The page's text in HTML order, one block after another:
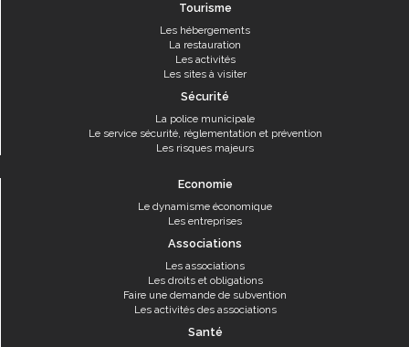
Tourisme
Les hébergements
La restauration
Les activités
Les sites à visiter
Sécurité
La police municipale
Le service sécurité, réglementation et prévention
Les risques majeurs
Economie
Le dynamisme économique
Les entreprises
Associations
Les associations
Les droits et obligations
Faire une demande de subvention
Les activités des associations
Santé